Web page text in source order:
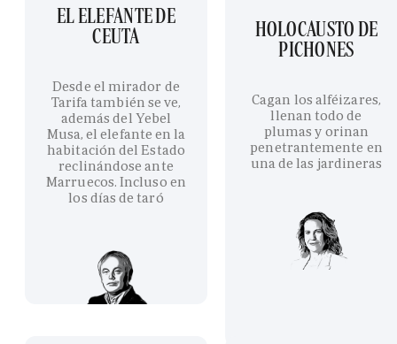
EL ELEFANTE DE
CEUTA
Desde el mirador de
Tarifa también se ve,
además del Yebel
Musa, el elefante en la
habitación del Estado
reclinándose ante
Marruecos. Incluso en
los días de taró
HOLOCAUSTO DE
PICHONES
Cagan los alféizares,
llenan todo de
plumas y orinan
penetrantemente en
una de las jardineras